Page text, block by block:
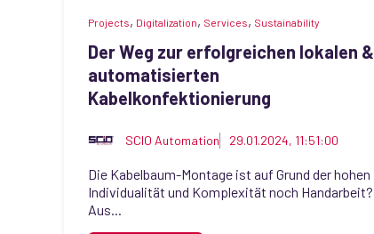
Projects, Digitalization, Services, Sustainability
Der Weg zur erfolgreichen lokalen &
automatisierten
Kabelkonfektionierung
SCIO Automation 29.01.2024, 11:51:00
Die Kabelbaum-Montage ist auf Grund der hohen
Individualität und Komplexität noch Handarbeit?
Aus...